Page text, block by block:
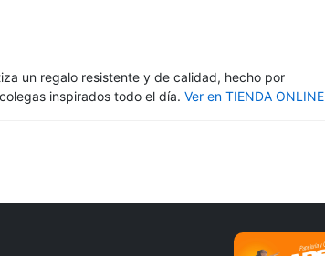
un regalo resistente y de calidad, hecho por
inspirados todo el día. Ver en TIENDA ONLINE